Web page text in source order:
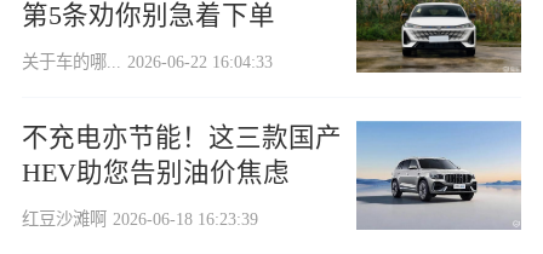
第5条劝你别急着下单
关于车的哪... 2026-06-22 16:04:33
不充电亦节能！这三款国产
HEV助您告别油价焦虑
红豆沙滩啊 2026-06-18 16:23:39